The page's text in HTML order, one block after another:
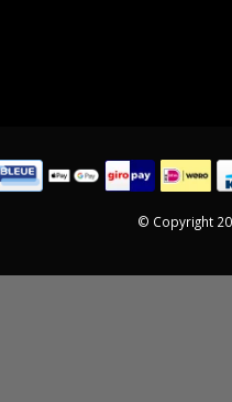
© Copyright